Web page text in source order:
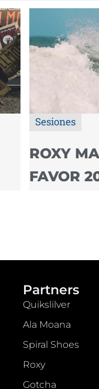
Sesiones
ROXY
FAVOR
Partners
Quikslilver
Ala Moana
Spiral Shoes
Roxy
Gotcha